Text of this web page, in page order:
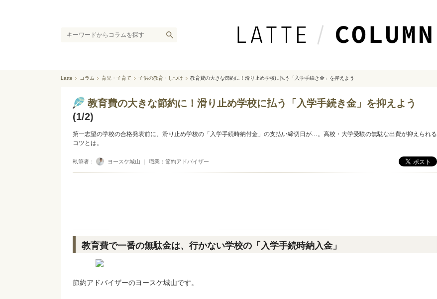
Latte コラム 育児・子育て 子供の教育・しつけ 教育費の大きな節約に！滑り止め学校に払う「入学手続き金」を抑えよう
教育費の大きな節約に！滑り止め学校に払う「入学手続き金」を抑えよう
(1/2)
第一志望の学校の合格発表前に、滑り止め学校の「入学手続時納付金」の支払い締切日が…。高校・大学受験の無駄な出費が抑えられる
コツとは。
執筆者： ヨースケ城山 ｜ 職業：節約アドバイザー
教育費で一番の無駄金は、行かない学校の「入学手続時納入金」
節約アドバイザーのヨースケ城山です。